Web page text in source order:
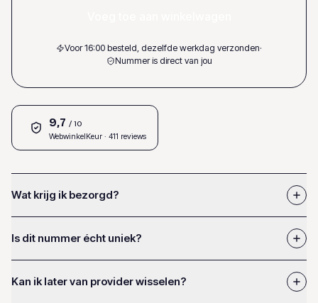
Voor 16:00 besteld, dezelfde werkdag verzonden·
Nummer is direct van jou
9,7 / 10
WebwinkelKeur · 411 reviews
Wat krijg ik bezorgd?
Is dit nummer écht uniek?
Kan ik later van provider wisselen?